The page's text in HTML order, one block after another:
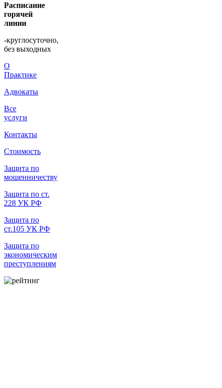
Расписание
горячей
линии
-круглосуточно,
без выходных
О
Практике
Адвокаты
Все
услуги
Контакты
Стоимость
Защита по
мошенничеству
Защита по ст.
228 УК РФ
Защита по
ст.105 УК РФ
Защита по
экономическим
преступлениям